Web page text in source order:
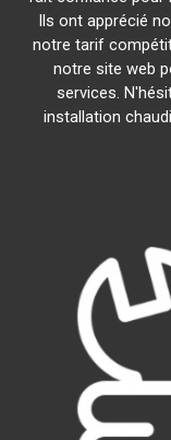
Ils ont apprécié
notre tarif
notre site web
services.
installation